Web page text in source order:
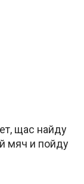
щас найду
мяч и пойду